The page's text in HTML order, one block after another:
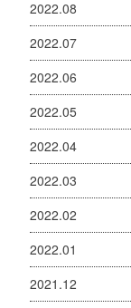
2022.08
2022.07
2022.06
2022.05
2022.04
2022.03
2022.02
2022.01
2021.12